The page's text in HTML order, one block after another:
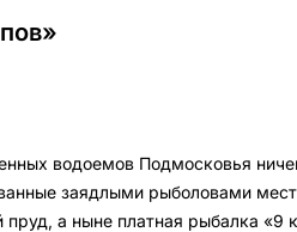
водоемов Подмосковья
заядлыми рыболовами
а ныне платная рыбалка «9